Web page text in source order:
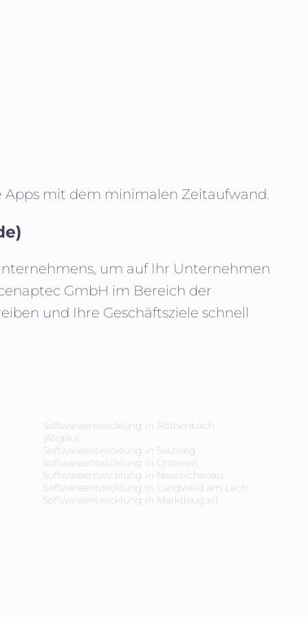
Apps mit dem minimalen Zeitaufwand.
um auf Ihr Unternehmen
GmbH im Bereich der
und Ihre Geschäftsziele schnell
Softwareentwicklung in Röthenbach
(Allgäu)
Softwareentwicklung in Salzweg
Softwareentwicklung in Unterreit
Softwareentwicklung in Neureichenau
Softwareentwicklung in Langweid am Lech
Softwareentwicklung in Marktleugast